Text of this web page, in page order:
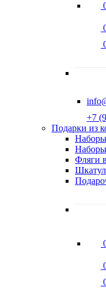
‭+7
Подарки из
Фляги